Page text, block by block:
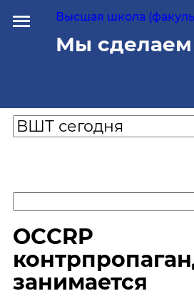
Высшая школа
Мы сделаем
OCCRP
занимается